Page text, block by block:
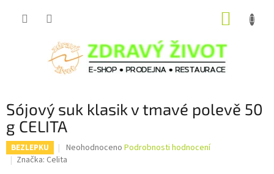
Sójový suk klasik v tmavé polevě 50
g CELITA
BEZLEPKU
Průměrné
hodnocení
Neohodnoceno Podrobnosti hodnocení
Značka: Celita